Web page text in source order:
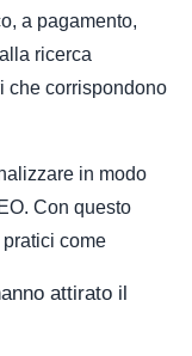
a pagamento,
ricerca
che corrispondono
in modo
Con questo
come
attirato il